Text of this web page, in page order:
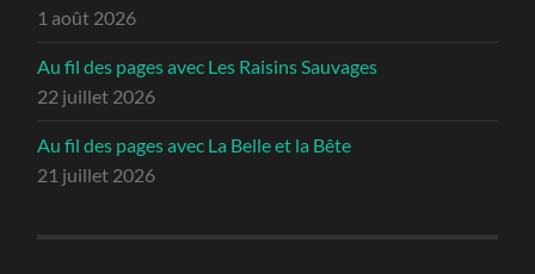
1 août 2026
Au fil des pages avec Les Raisins Sauvages
22 juillet 2026
Au fil des pages avec La Belle et la Bête
21 juillet 2026